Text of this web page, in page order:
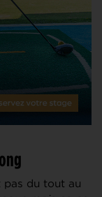
pas du tout au